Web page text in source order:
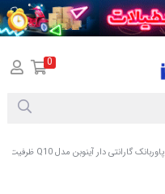
پاوربانک گارانتی دار آینوبن مدل Q10 ظرفیت 10000 میلی آمپر ساعت
0